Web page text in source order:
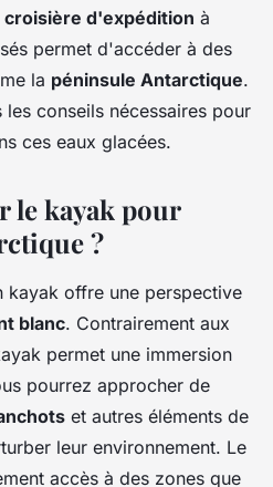
croisière d'expédition à
permet d'accéder à des
la péninsule Antarctique.
conseils nécessaires pour
ces eaux glacées.
le kayak pour
?
kayak offre une perspective
blanc. Contrairement aux
permet une immersion
pourrez approcher de
et autres éléments de
leur environnement. Le
accès à des zones que